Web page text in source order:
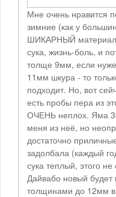
Мне очень нравится
зимние (как у
ШИКАРНЫЙ
сука, жизнь-боль, и
толще 9мм, если
11мм шкура - то
подходит. Но, вот
есть пробы пера из
ОЧЕНЬ неплох. Яма
меня из неё, но
достаточно
задолбала (каждый
сука теплый, этого
Дайвабо новый
толщинами до 12мм